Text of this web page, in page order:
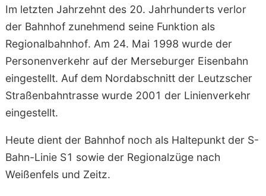
Im letzten Jahrzehnt des 20. Jahrhunderts verlor
der Bahnhof zunehmend seine Funktion als
Regionalbahnhof. Am 24. Mai 1998 wurde der
Personenverkehr auf der Merseburger Eisenbahn
eingestellt. Auf dem Nordabschnitt der Leutzscher
Straßenbahntrasse wurde 2001 der Linienverkehr
eingestellt.
Heute dient der Bahnhof noch als Haltepunkt der S-
Bahn-Linie S1 sowie der Regionalzüge nach
Weißenfels und Zeitz.